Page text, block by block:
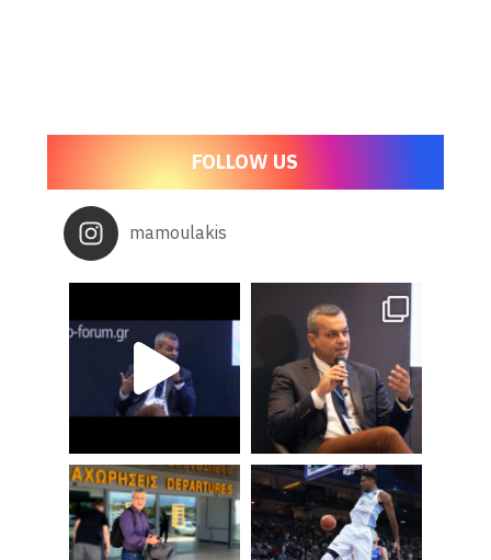
mamoulakis
FOLLOW US